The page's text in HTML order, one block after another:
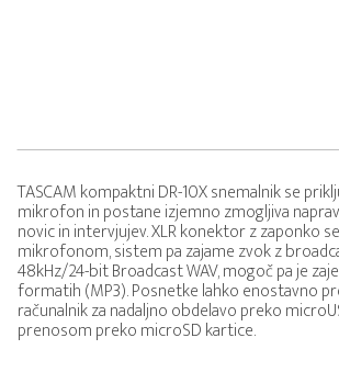
TASCAM kompaktni DR-10X snemalnik se
mikrofon in postane izjemno zmogljiva
novic in intervjujev. XLR konektor z zaponko
mikrofonom, sistem pa zajame zvok z
48kHz/24-bit Broadcast WAV, mogoč pa je
formatih (MP3). Posnetke lahko enostavno
računalnik za nadaljno obdelavo preko
prenosom preko microSD kartice.